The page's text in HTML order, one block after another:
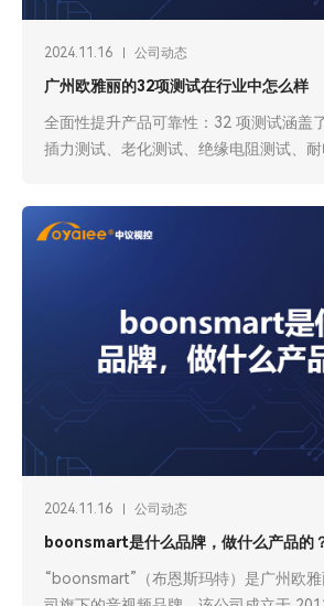
2024.11.16 公司动态
广州欧雅丽的32项测试在行业中怎么样
全面性提升产品可靠性：32 项测试涵盖
插力测试、老化测试、绝缘电阻测试、
例如，耐久力测试可以确保产品在长时
性；绝缘电阻测试和耐电压测试能保证产
2024.11.16 公司动态
boonsmart是什么品牌，做什么产品的
“boonsmart”（布恩斯玛特）是广州欧